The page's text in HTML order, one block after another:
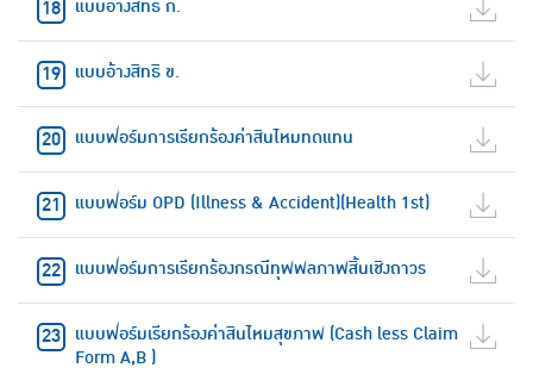
แบบอ้างสิทธิ ก.
แบบอ้างสิทธิ ข.
แบบฟอร์มการเรียกร้องค่าสินไหมทดแทน
แบบฟอร์ม OPD (Illness & Accident)(Health 1st)
แบบฟอร์มการเรียกร้องกรณีทุพพลภาพสิ้นเชิงถาวร
แบบฟอร์มเรียกร้องค่าสินไหมสุขภาพ (Cash less Claim
Form A,B )